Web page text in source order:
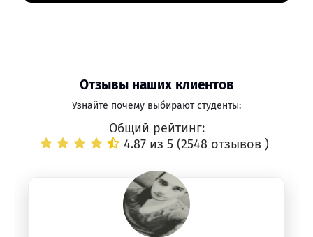
Отзывы наших клиентов
Узнайте почему выбирают студенты:
Общий рейтинг:
4.87 из 5 (2548 отзывов )